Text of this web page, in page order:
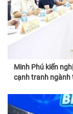
Minh Phú kiến
cạnh tranh ngành